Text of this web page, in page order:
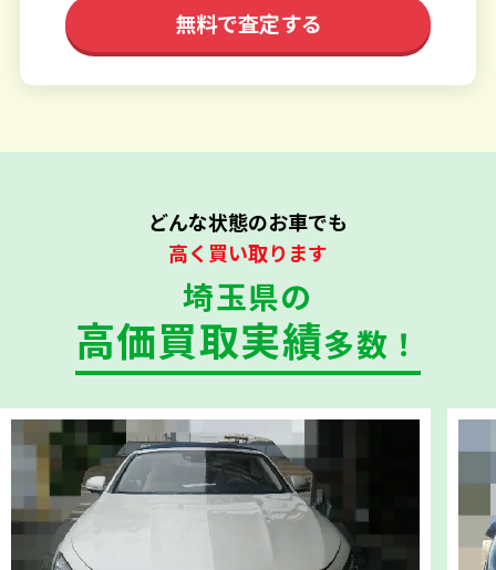
無料で査定する
どんな状態のお車でも
高く買い取ります
埼玉県の
高価買取実績多数！